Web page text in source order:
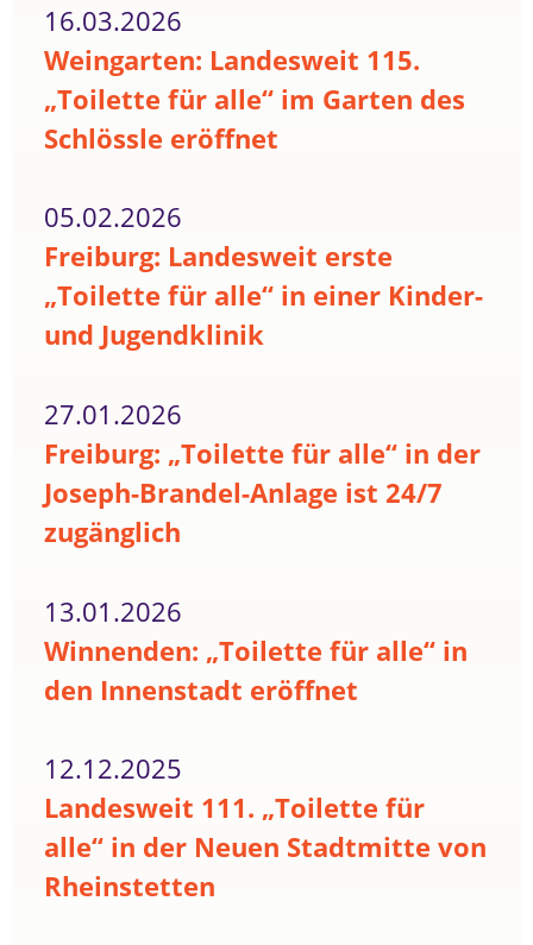
16.03.2026
Weingarten: Landesweit 115.
„Toilette für alle“ im Garten des
Schlössle eröffnet
05.02.2026
Freiburg: Landesweit erste
„Toilette für alle“ in einer Kinder-
und Jugendklinik
27.01.2026
Freiburg: „Toilette für alle“ in der
Joseph-Brandel-Anlage ist 24/7
zugänglich
13.01.2026
Winnenden: „Toilette für alle“ in
den Innenstadt eröffnet
12.12.2025
Landesweit 111. „Toilette für
alle“ in der Neuen Stadtmitte von
Rheinstetten